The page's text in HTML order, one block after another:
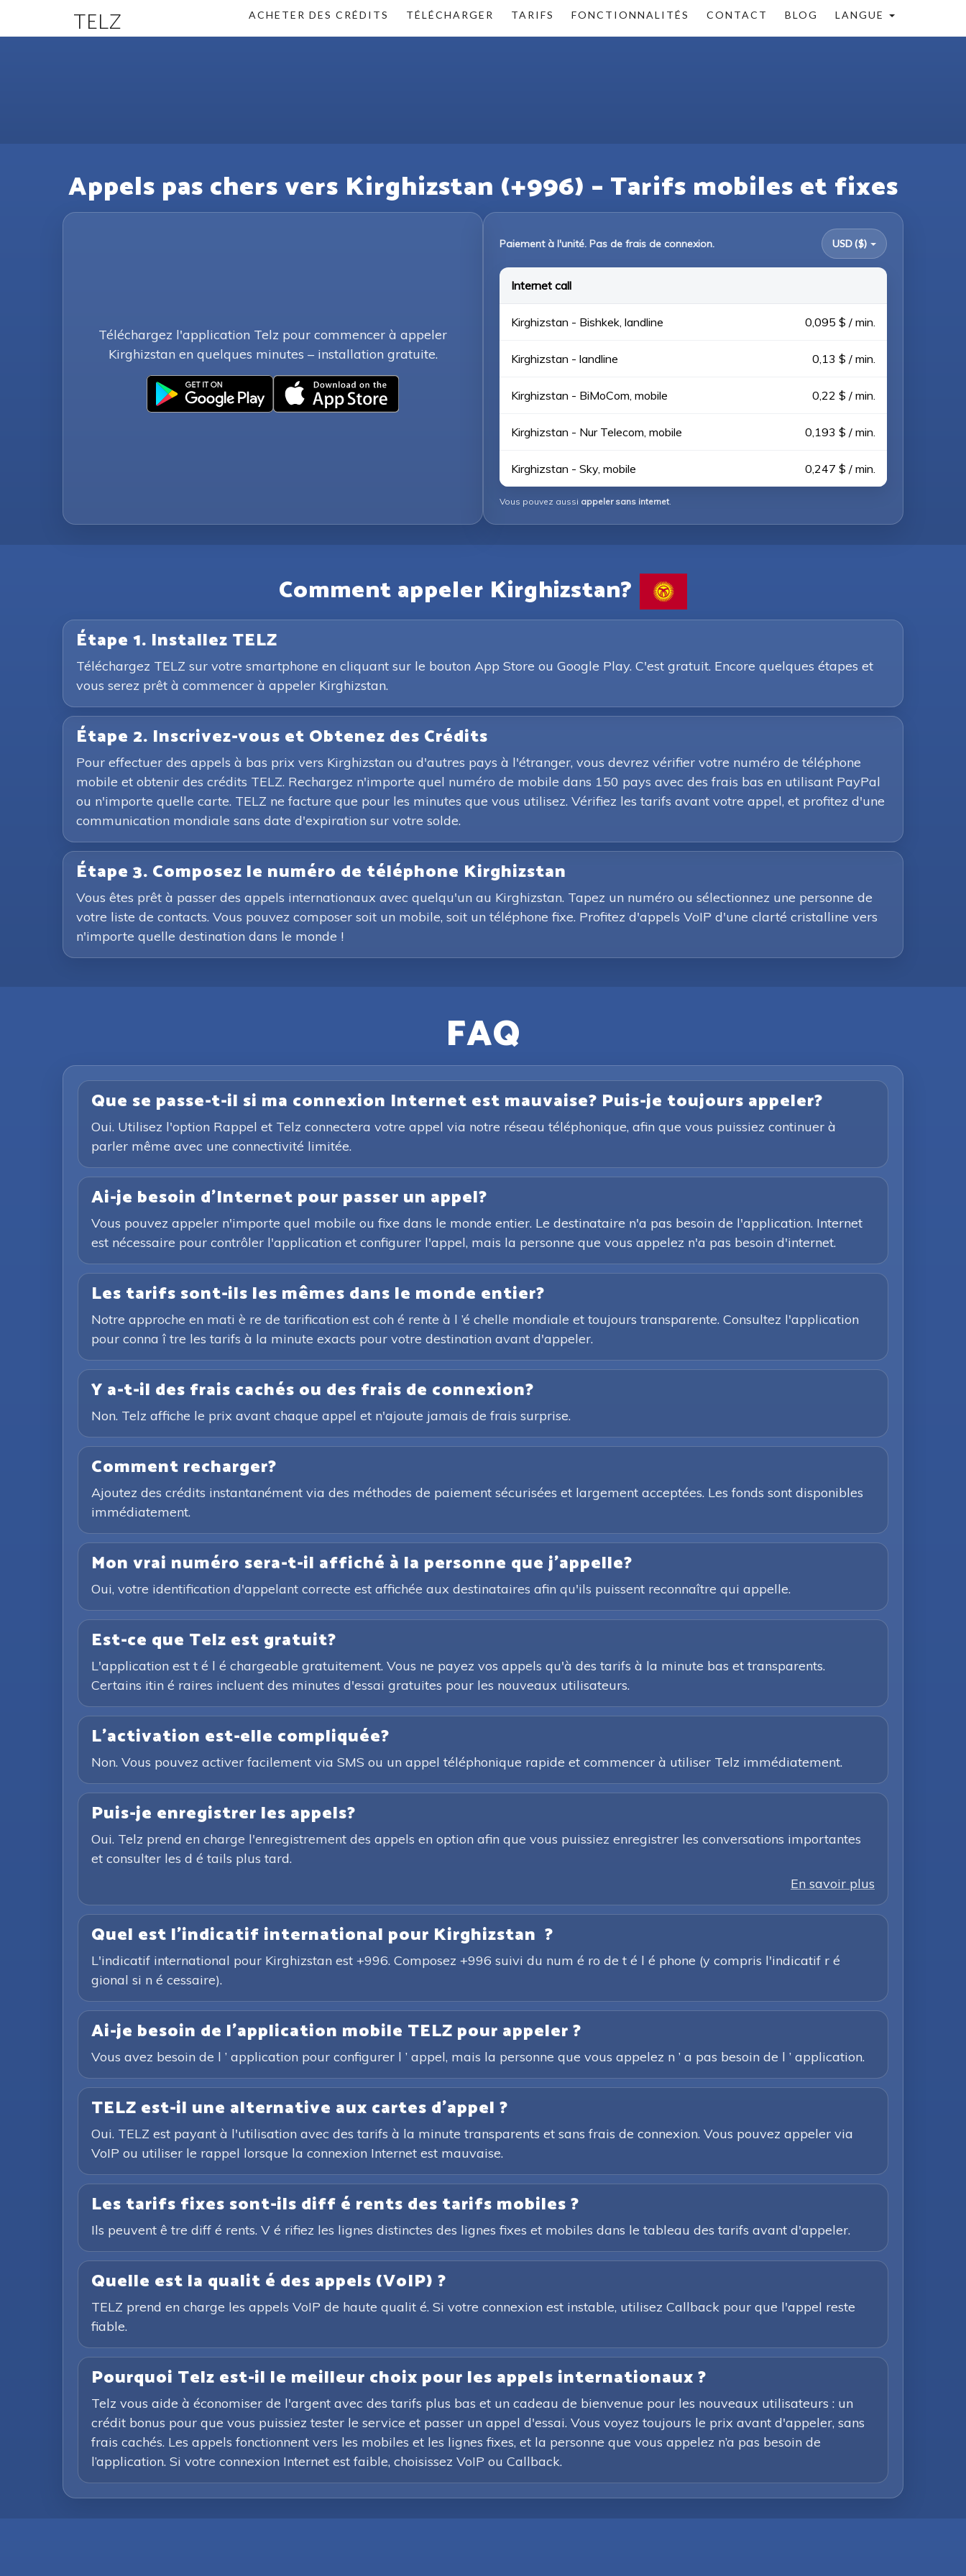
TELZ ACHETER DES CRÉDITS TÉLÉCHARGER TARIFS FONCTIONNALITÉS CONTACT BLOG LANGUE
Appels pas chers vers Kirghizstan (+996) – Tarifs mobiles et fixes
Téléchargez l'application Telz pour commencer à appeler
Kirghizstan en quelques minutes – installation gratuite.
Paiement à l'unité. Pas de frais de connexion. USD ($)
Internet call
Kirghizstan - Bishkek, landline 0,095 $ / min.
Kirghizstan - landline 0,13 $ / min.
Kirghizstan - BiMoCom, mobile 0,22 $ / min.
Kirghizstan - Nur Telecom, mobile 0,193 $ / min.
Kirghizstan - Sky, mobile 0,247 $ / min.
Vous pouvez aussi appeler sans internet.
Comment appeler Kirghizstan?
Étape 1. Installez TELZ
Téléchargez TELZ sur votre smartphone en cliquant sur le bouton App Store ou Google Play. C'est gratuit. Encore quelques étapes et
vous serez prêt à commencer à appeler Kirghizstan.
Étape 2. Inscrivez-vous et Obtenez des Crédits
Pour effectuer des appels à bas prix vers Kirghizstan ou d'autres pays à l'étranger, vous devrez vérifier votre numéro de téléphone
mobile et obtenir des crédits TELZ. Rechargez n'importe quel numéro de mobile dans 150 pays avec des frais bas en utilisant PayPal
ou n'importe quelle carte. TELZ ne facture que pour les minutes que vous utilisez. Vérifiez les tarifs avant votre appel, et profitez d'une
communication mondiale sans date d'expiration sur votre solde.
Étape 3. Composez le numéro de téléphone Kirghizstan
Vous êtes prêt à passer des appels internationaux avec quelqu'un au Kirghizstan. Tapez un numéro ou sélectionnez une personne de
votre liste de contacts. Vous pouvez composer soit un mobile, soit un téléphone fixe. Profitez d'appels VoIP d'une clarté cristalline vers
n'importe quelle destination dans le monde !
FAQ
Que se passe-t-il si ma connexion Internet est mauvaise? Puis-je toujours appeler?
Oui. Utilisez l'option Rappel et Telz connectera votre appel via notre réseau téléphonique, afin que vous puissiez continuer à
parler même avec une connectivité limitée.
Ai-je besoin d'Internet pour passer un appel?
Vous pouvez appeler n'importe quel mobile ou fixe dans le monde entier. Le destinataire n'a pas besoin de l'application. Internet
est nécessaire pour contrôler l'application et configurer l'appel, mais la personne que vous appelez n'a pas besoin d'internet.
Les tarifs sont-ils les mêmes dans le monde entier?
Notre approche en mati è re de tarification est coh é rente à l ’é chelle mondiale et toujours transparente. Consultez l'application
pour conna î tre les tarifs à la minute exacts pour votre destination avant d'appeler.
Y a-t-il des frais cachés ou des frais de connexion?
Non. Telz affiche le prix avant chaque appel et n'ajoute jamais de frais surprise.
Comment recharger?
Ajoutez des crédits instantanément via des méthodes de paiement sécurisées et largement acceptées. Les fonds sont disponibles
immédiatement.
Mon vrai numéro sera-t-il affiché à la personne que j'appelle?
Oui, votre identification d'appelant correcte est affichée aux destinataires afin qu'ils puissent reconnaître qui appelle.
Est-ce que Telz est gratuit?
L'application est t é l é chargeable gratuitement. Vous ne payez vos appels qu'à des tarifs à la minute bas et transparents.
Certains itin é raires incluent des minutes d'essai gratuites pour les nouveaux utilisateurs.
L'activation est-elle compliquée?
Non. Vous pouvez activer facilement via SMS ou un appel téléphonique rapide et commencer à utiliser Telz immédiatement.
Puis-je enregistrer les appels?
Oui. Telz prend en charge l'enregistrement des appels en option afin que vous puissiez enregistrer les conversations importantes
et consulter les d é tails plus tard.
En savoir plus
Quel est l'indicatif international pour Kirghizstan ?
L'indicatif international pour Kirghizstan est +996. Composez +996 suivi du num é ro de t é l é phone (y compris l'indicatif r é
gional si n é cessaire).
Ai-je besoin de l'application mobile TELZ pour appeler ?
Vous avez besoin de l ’ application pour configurer l ’ appel, mais la personne que vous appelez n ’ a pas besoin de l ’ application.
TELZ est-il une alternative aux cartes d'appel ?
Oui. TELZ est payant à l'utilisation avec des tarifs à la minute transparents et sans frais de connexion. Vous pouvez appeler via
VoIP ou utiliser le rappel lorsque la connexion Internet est mauvaise.
Les tarifs fixes sont-ils diff é rents des tarifs mobiles ?
Ils peuvent ê tre diff é rents. V é rifiez les lignes distinctes des lignes fixes et mobiles dans le tableau des tarifs avant d'appeler.
Quelle est la qualit é des appels (VoIP) ?
TELZ prend en charge les appels VoIP de haute qualit é. Si votre connexion est instable, utilisez Callback pour que l'appel reste
fiable.
Pourquoi Telz est-il le meilleur choix pour les appels internationaux ?
Telz vous aide à économiser de l'argent avec des tarifs plus bas et un cadeau de bienvenue pour les nouveaux utilisateurs : un
crédit bonus pour que vous puissiez tester le service et passer un appel d'essai. Vous voyez toujours le prix avant d'appeler, sans
frais cachés. Les appels fonctionnent vers les mobiles et les lignes fixes, et la personne que vous appelez n’a pas besoin de
l’application. Si votre connexion Internet est faible, choisissez VoIP ou Callback.